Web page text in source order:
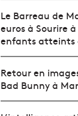
Le Barreau de
euros à Sourire
enfants atteints
Retour en
Bad Bunny à